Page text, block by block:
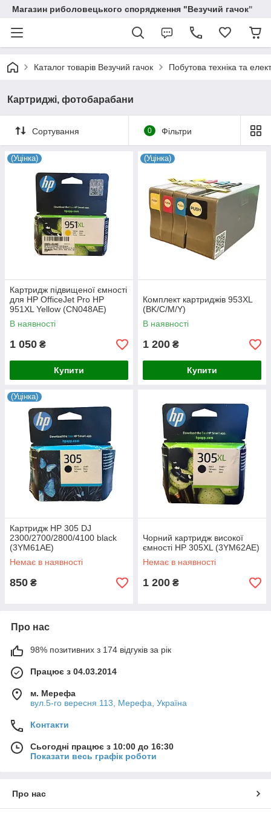
Магазин риболовецького спорядження "Везучий гачок"
Каталог товарів Везучий гачок Побутова техніка та
Картриджі, фотобарабани
Сортування 0 Фільтри
(Уцінка)
Картридж підвищеної ємності
для HP OfficeJet Pro HP
951XL Yellow (CN048AE)
В наявності
1 050 ₴
Купити
(Уцінка)
Комплект картриджів 953XL
(BK/C/M/Y)
В наявності
1 200 ₴
Купити
(Уцінка)
Картридж HP 305 DJ
2300/2700/2800/4100 black
(3YM61AE)
Немає в наявності
850 ₴
Чорний картридж високої
ємності HP 305XL (3YM62AE)
Немає в наявності
1 200 ₴
Про нас
98% позитивних з 174 відгуків за рік
Працює з 04.03.2014
м. Мерефа
вул.5-го вересня 113, Мерефа, Україна
Контакти
Сьогодні працює з 10:00 до 16:30
Показати весь графік роботи
Про нас